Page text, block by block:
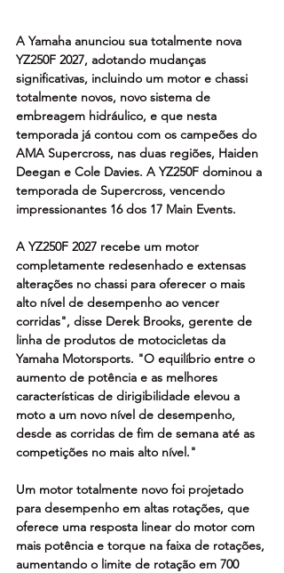
A Yamaha anunciou sua totalmente nova
YZ250F 2027, adotando mudanças
significativas, incluindo um motor e chassi
totalmente novos, novo sistema de
embreagem hidráulico, e que nesta
temporada já contou com os campeões do
AMA Supercross, nas duas regiões, Haiden
Deegan e Cole Davies. A YZ250F dominou a
temporada de Supercross, vencendo
impressionantes 16 dos 17 Main Events.
A YZ250F 2027 recebe um motor
completamente redesenhado e extensas
alterações no chassi para oferecer o mais
alto nível de desempenho ao vencer
corridas", disse Derek Brooks, gerente de
linha de produtos de motocicletas da
Yamaha Motorsports. "O equilíbrio entre o
aumento de potência e as melhores
características de dirigibilidade elevou a
moto a um novo nível de desempenho,
desde as corridas de fim de semana até as
competições no mais alto nível."
Um motor totalmente novo foi projetado
para desempenho em altas rotações, que
oferece uma resposta linear do motor com
mais potência e torque na faixa de rotações,
aumentando o limite de rotação em 700